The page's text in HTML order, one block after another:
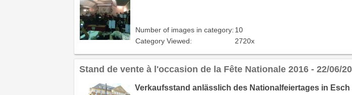
Number of images in category: 10
Category Viewed:
2720x
Stand de vente à l'occasion de la Fête Nationale 2016 - 22/06/
Verkaufsstand anlässlich des Nationalfeiertages in Esch